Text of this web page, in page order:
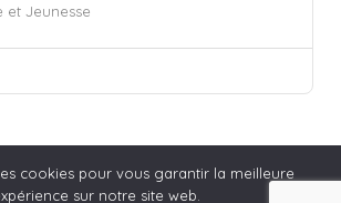
et Jeunesse
cookies pour vous garantir la meilleure
sur notre site web.